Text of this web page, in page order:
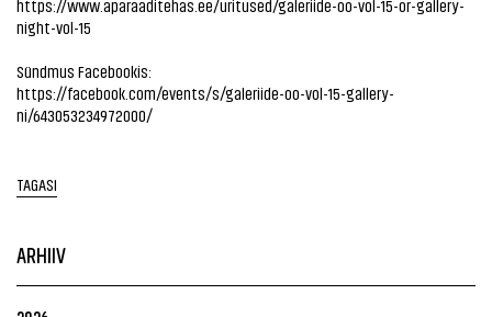
https://www.aparaaditehas.ee/uritused/galeriide-oo-vol-15-or-gallery-
night-vol-15
Sündmus Facebookis:
https://facebook.com/events/s/galeriide-oo-vol-15-gallery-
ni/643053234972000/
TAGASI
ARHIIV